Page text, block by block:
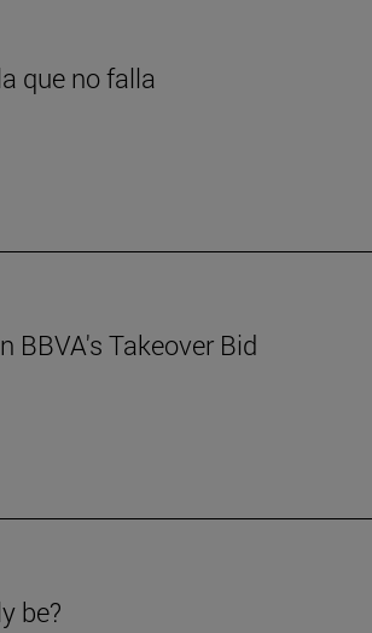
que no falla
BBVA's Takeover Bid
be?